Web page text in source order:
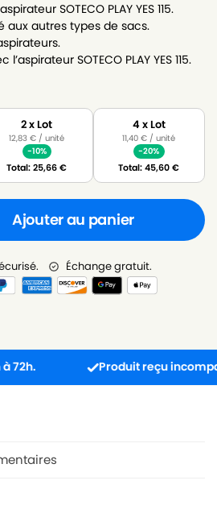
SOTECO PLAY YES 115.
aux autres types de sacs.
SOTECO PLAY YES 115.
2 x Lot
12,83€ / unité
-10%
Total:25,66€
4 x Lot
11,40€ / unité
-20%
Total:45,60€
Ajouter au panier
Échange gratuit.
Produit reçu